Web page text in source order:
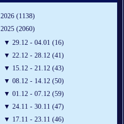
2026 (1138)
2025 (2060)
▼ 29.12 - 04.01 (16)
▼ 22.12 - 28.12 (41)
▼ 15.12 - 21.12 (43)
▼ 08.12 - 14.12 (50)
▼ 01.12 - 07.12 (59)
▼ 24.11 - 30.11 (47)
▼ 17.11 - 23.11 (46)